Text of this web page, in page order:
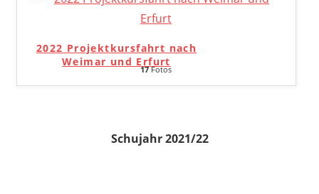
2022 Projektkursfahrt nach
Weimar und Erfurt
17Fotos
Schujahr 2021/22